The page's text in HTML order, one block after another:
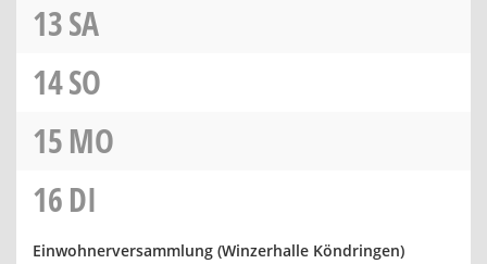
13SA
14SO
15MO
16DI
Einwohnerversammlung (Winzerhalle Köndringen)